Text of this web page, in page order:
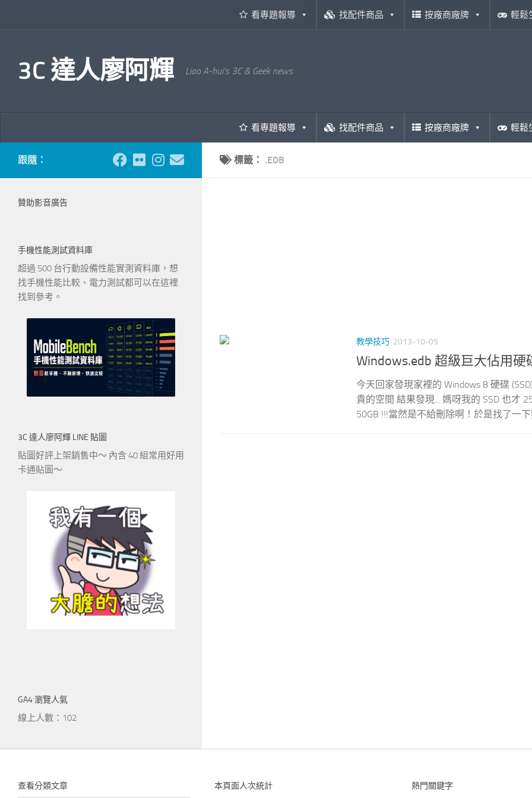
看專題報導 找配件商品 按廠商廠牌 輕鬆
3C 達人廖阿輝 Liao A-hui's 3C & Geek news
看專題報導 找配件商品 按廠商廠牌 輕鬆
標籤： .EDB
教學技巧 2013-10-05
Windows.edb 超級巨大佔用硬
今天回家發現家裡的 Windows 8 硬碟
貴的空間 結果發現... 媽呀我的 SSD 也才
50GB !!!當然是不給刪除啊！於是找了一下
跟隨：
贊助影音廣告
手機性能測試資料庫
超過 500 台行動設備性能實測資料庫，想
找手機性能比較、電力測試都可以在這裡
找到參考。
3C 達人廖阿輝 LINE 貼圖
貼圖好評上架銷售中～ 內含 40 組常用好用
卡通貼圖～
GA4 瀏覽人氣
線上人數：102
查看分類文章 本頁面人次統計 熱門關鍵字